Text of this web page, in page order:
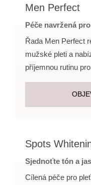
Men Perfect
Péče navržená
Řada Men Perfect
mužské pleti a
příjemnou rutinu
Spots
Sjednoťte tón a
Cílená péče pro